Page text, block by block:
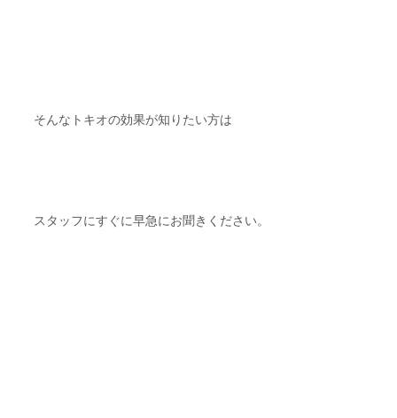
そんなトキオの効果が知りたい方は
スタッフにすぐに早急にお聞きください。